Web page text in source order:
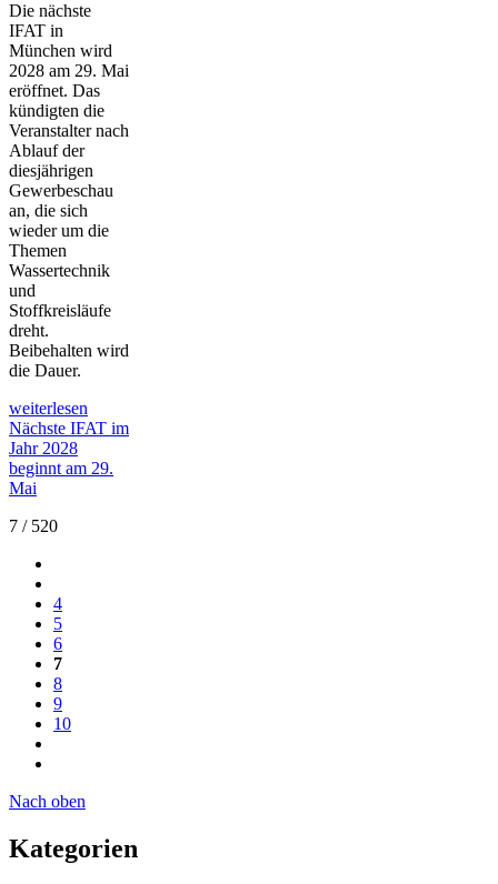
Die nächste
IFAT in
München wird
2028 am 29. Mai
eröffnet. Das
kündigten die
Veranstalter nach
Ablauf der
diesjährigen
Gewerbeschau
an, die sich
wieder um die
Themen
Wassertechnik
und
Stoffkreisläufe
dreht.
Beibehalten wird
die Dauer.
weiterlesen
Nächste IFAT im
Jahr 2028
beginnt am 29.
Mai
7 / 520
4
5
6
7
8
9
10
Nach oben
Kategorien